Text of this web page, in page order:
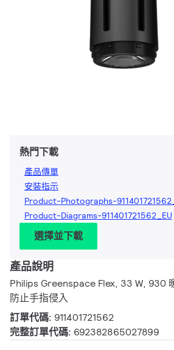
熱門下載
產品傳單
安裝指示
Product-Photographs-
Product-Diagrams-911401721562_EU
選擇並下載
產品說明
Philips Greenspace Flex, 33 W, 930
防止手指侵入
訂單代碼: 911401721562
完整訂單代碼: 692382865027899